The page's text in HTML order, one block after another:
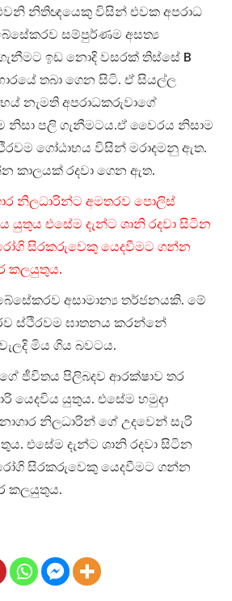
නිතිඥයෙකු විසින් එවක අපරාධ
සම්පුර්ණම අසත්‍ය
ඉඩ නොදි වසරක් තිස්සේ B
තබා ගෙන සිටි. ඒ සියල්ල
නැමති අපරාධකරුවාගේ
පලි ගැනීමටය.ඒ වෛරය නිසාම
ගෝඨාභය විසින් මරාදමනු ඇත.
කාලයක් රදවා ගෙන ඇත.
නිලධාරින්ට අමතරව පොලිස්
යුතුය එසේම දැන්ට ශානි රදවා සිටින
සිරකරුවෙකු යෙදවීමට ගන්න
කලයුතුය.
අසාමාන්‍ය තර්ජනයකි. මේ
ස්ථිරවම ඝාතනය කරන්නේ
මිය ගිය බවටය.
ජීවිතය පිලිබදව ආරක්ෂාව තර
යෙදවිය යුතුය. එසේම හමුදා
නිලධාරින් ගේ උදවෙන් සැරි
එසේම දැන්ට ශානි රදවා සිටින
සිරකරුවෙකු යෙදවීමට ගන්න
කලයුතුය.